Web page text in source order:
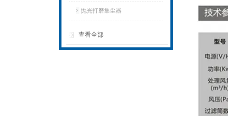
抛光打磨集尘器
查看全部